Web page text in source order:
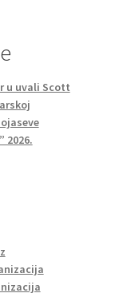
u uvali Scott
2026.